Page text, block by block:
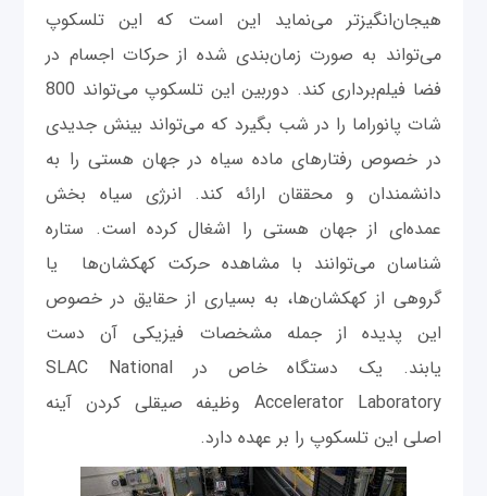
هیجان‌انگیزتر می‌نماید این است که این تلسکوپ
می‌تواند به صورت زمان‌بندی شده از حرکات اجسام در
فضا فیلم‌برداری کند. دوربین این تلسکوپ می‌تواند 800
شات پانوراما را در شب بگیرد که می‌تواند بینش جدیدی
در خصوص رفتارهای ماده سیاه در جهان هستی را به
دانشمندان و محققان ارائه کند. انرژی سیاه بخش
عمده‌ای از جهان هستی را اشغال کرده است. ستاره
شناسان می‌توانند با مشاهده حرکت کهکشان‌ها یا
گروهی از کهکشان‌ها، به بسیاری از حقایق در خصوص
این پدیده از جمله مشخصات فیزیکی آن دست
یابند. یک دستگاه خاص در SLAC National
Accelerator Laboratory وظیفه صیقلی کردن آینه
اصلی این تلسکوپ را بر عهده دارد.